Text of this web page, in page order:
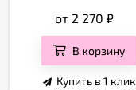
от 2 270₽
В корзину
Купить в 1 клик